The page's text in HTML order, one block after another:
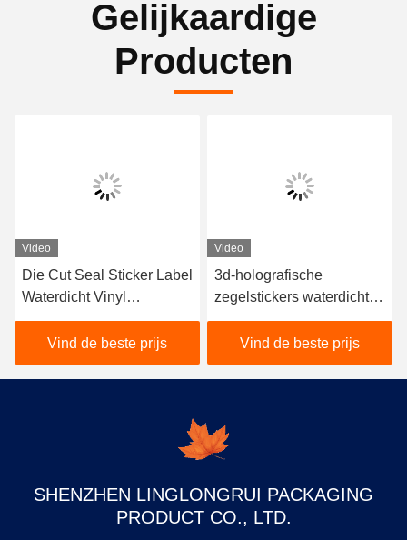
Gelijkaardige
Producten
Video
Die Cut Seal Sticker Label
Waterdicht Vinyl
101*137MM Voor
promotie
Vind de beste prijs
Video
3d-holografische
zegelstickers waterdicht
herbruikbaar gesneden
matenVind de beste prijs
SHENZHEN LINGLONGRUI PACKAGING
PRODUCT CO., LTD.